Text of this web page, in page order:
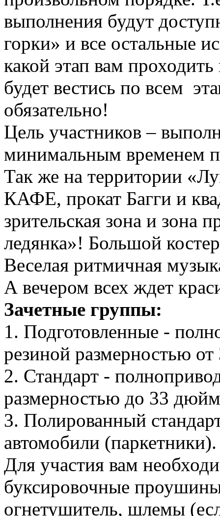
выполнения будут
горки» и все остальные
какой этап вам
будет вестись по всем
обязательно!
Цель участников –
минимальным временем
Так же на территории
КАФЕ, прокат Багги и
зрительская зона и зона
ледянка»! Большой
Веселая ритмичная
А вечером всех ждет
Зачетные группы:
1. Подготовленные -
резиной размерностью
2. Стандарт -
размерностью до 33
3. Полированный
автомобили (паркетники).
Для участия вам
буксировочные
огнетушитель, шлемы